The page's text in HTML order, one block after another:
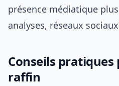
présence médiatique
analyses, réseaux
Conseils
raffin